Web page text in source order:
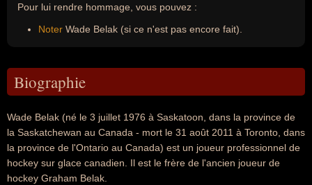
Pour lui rendre hommage, vous pouvez :
Noter Wade Belak (si ce n'est pas encore fait).
Biographie
Wade Belak (né le 3 juillet 1976 à Saskatoon, dans la province de
la Saskatchewan au Canada - mort le 31 août 2011 à Toronto, dans
la province de l'Ontario au Canada) est un joueur professionnel de
hockey sur glace canadien. Il est le frère de l'ancien joueur de
hockey Graham Belak.